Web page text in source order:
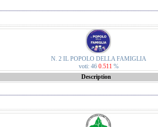
N. 2 IL POPOLO DELLA FAMIGLIA
voti: 46 0.511 %
Description